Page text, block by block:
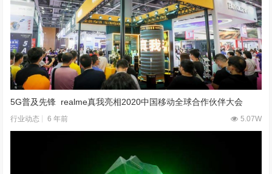
5G普及先锋 realme真我亮相2020中国移动全球合作伙伴大会
行业动态 6 年前 5.07W